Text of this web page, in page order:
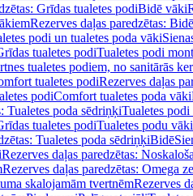
Grīdas tualetes podiBidē vāki
Rezerves daļas paredzētas:
podi un tualetes poda vāki
tualetes podiTualetes podi
tualetes podiem, no sanitārās
tualetes podiRezerves daļas
podiComfort tualetes poda vāki
Tualetes poda sēdriņķiTualetes
tualetes podiTualetes podu
Tualetes poda sēdriņķiBidē
Rezerves daļas paredzētas:
Rezerves daļas paredzētas: Omega
skalojamām tvertnēmRezerves